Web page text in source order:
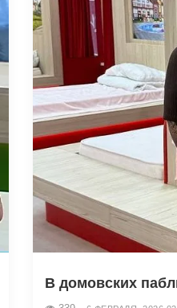
В домовских